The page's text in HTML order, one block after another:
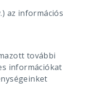
az információs
további
információkat